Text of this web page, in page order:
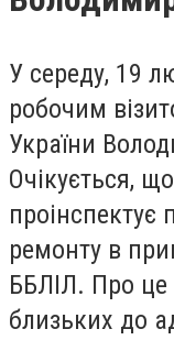
У середу, 19
робочим
України
Очікується,
проінспектує
ремонту в
ББЛІЛ. Про це
близьких до